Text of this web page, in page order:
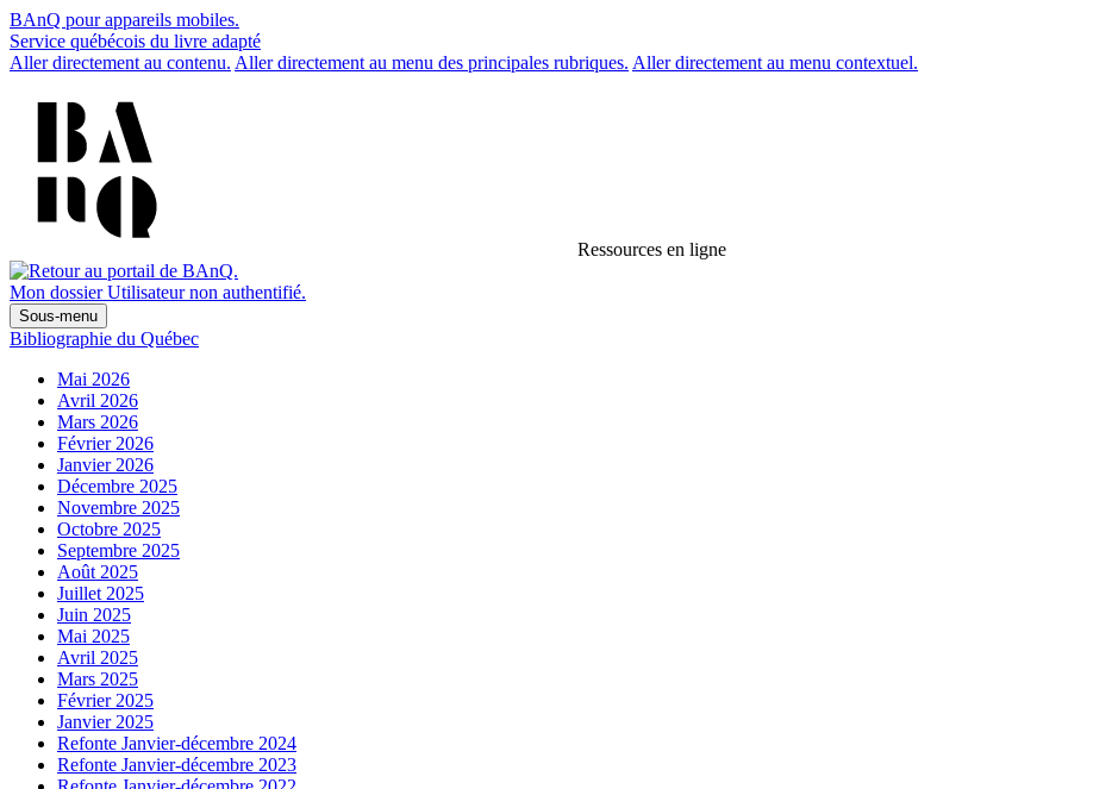
BAnQ pour appareils mobiles.
Service québécois du livre adapté
Aller directement au contenu. Aller directement au menu des principales rubriques. Aller directement au menu contextuel.
Ressources en ligne
Mon dossier Utilisateur non authentifié.
Sous-menu
Bibliographie du Québec
Mai 2026
Avril 2026
Mars 2026
Février 2026
Janvier 2026
Décembre 2025
Novembre 2025
Octobre 2025
Septembre 2025
Août 2025
Juillet 2025
Juin 2025
Mai 2025
Avril 2025
Mars 2025
Février 2025
Janvier 2025
Refonte Janvier-décembre 2024
Refonte Janvier-décembre 2023